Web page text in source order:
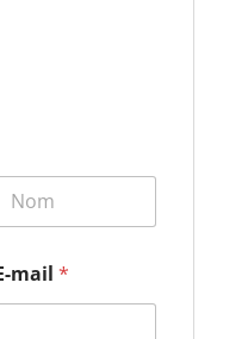
mail *